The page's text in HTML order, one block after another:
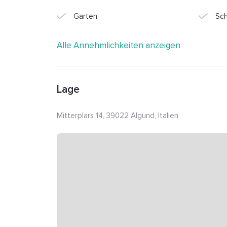
Garten
Alle Annehmlichkeiten anzeigen
Lage
Mitterplars 14, 39022 Algund, Italien